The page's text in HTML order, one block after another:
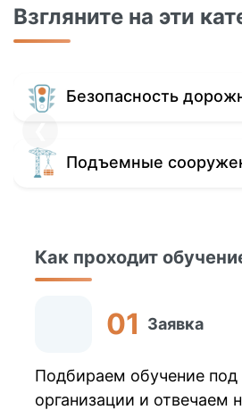
Взгляните на эти
Безопасность
Подъемные
Как проходит
Заявка
Подбираем обучение
организации и отвечаем